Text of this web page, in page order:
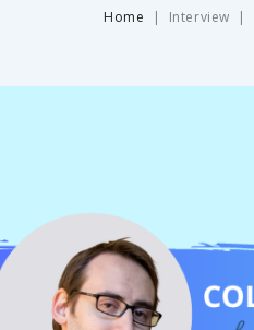
Home Interview